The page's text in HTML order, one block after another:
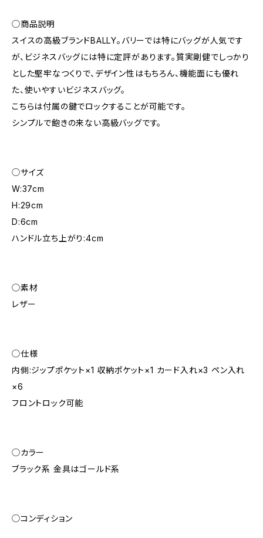
◯商品説明
スイスの高級ブランドBALLY。バリーでは特にバッグが人気です
が、ビジネスバッグには特に定評があります。質実剛健でしっかり
とした堅牢なつくりで、デザイン性はもちろん、機能面にも優れ
た、使いやすいビジネスバッグ。
こちらは付属の鍵でロックすることが可能です。
シンプルで飽きの来ない高級バッグです。
◯サイズ
W:37cm
H:29cm
D:6cm
ハンドル立ち上がり:4cm
◯素材
レザー
◯仕様
内側:ジップポケット×1 収納ポケット×1 カード入れ×3 ペン入れ
×6
フロントロック可能
◯カラー
ブラック系 金具はゴールド系
◯コンディション